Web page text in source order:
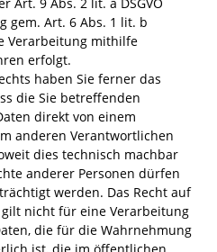
gem. Art. 6 Abs. 1 lit. b
Verarbeitung mithilfe
erfolgt.
haben Sie ferner das
die Sie betreffenden
direkt von einem
anderen Verantwortlichen
dies technisch machbar
anderer Personen dürfen
werden. Das Recht auf
nicht für eine Verarbeitung
die für die Wahrnehmung